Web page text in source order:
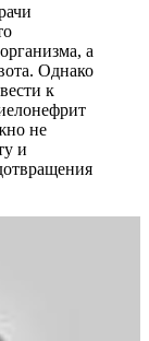
а
Однако
к
не
и